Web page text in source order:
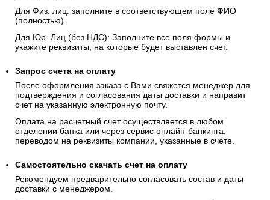
Для Физ. лиц: заполните в соответствующем поле ФИО
(полностью).
Для Юр. Лиц (без НДС): Заполните все поля формы и
укажите реквизиты, на которые будет выставлен счет.
Запрос счета на оплату
После оформления заказа с Вами свяжется менеджер для
подтверждения и согласования даты доставки и направит
счет на указанную электронную почту.
Оплата на расчетный счет осуществляется в любом
отделении банка или через сервис онлайн-банкинга,
переводом на реквизиты компании, указанные в счете.
Самостоятельно скачать счет на оплату
Рекомендуем предварительно согласовать состав и даты
доставки с менеджером.